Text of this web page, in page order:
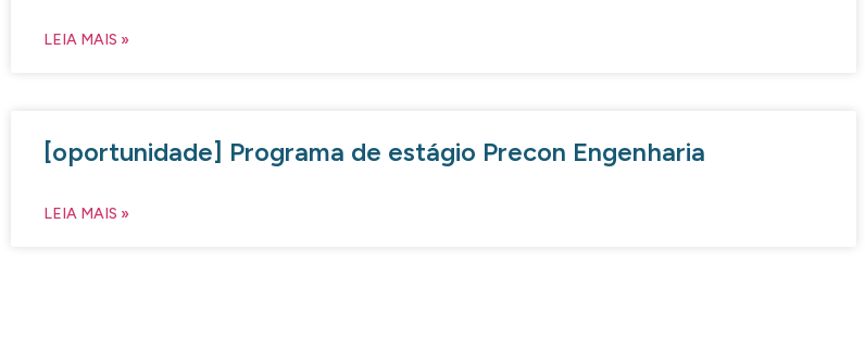
LEIA MAIS »
[oportunidade] Programa de estágio Precon Engenharia
LEIA MAIS »